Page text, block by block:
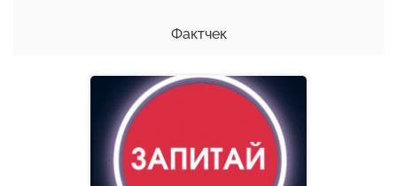
Фактчек